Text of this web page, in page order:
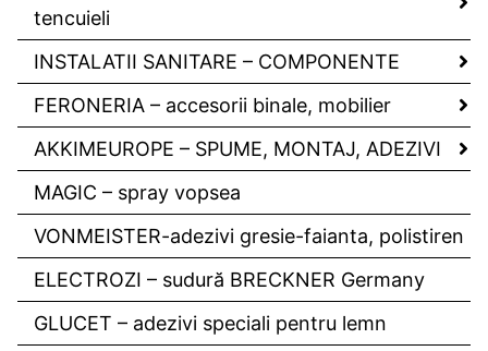
tencuieli
INSTALATII SANITARE – COMPONENTE
FERONERIA – accesorii binale, mobilier
AKKIMEUROPE – SPUME, MONTAJ, ADEZIVI
MAGIC – spray vopsea
VONMEISTER-adezivi gresie-faianta, polistiren
ELECTROZI – sudură BRECKNER Germany
GLUCET – adezivi speciali pentru lemn